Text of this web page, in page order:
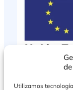
Utilizamos